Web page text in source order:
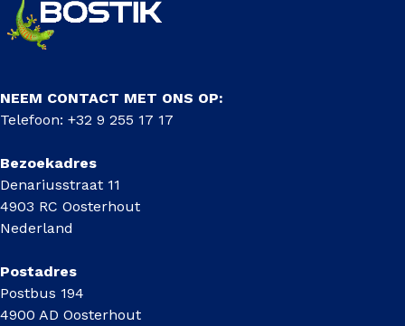
NEEM CONTACT MET ONS OP:
Telefoon: +32 9 255 17 17
Bezoekadres
Denariusstraat 11
4903 RC Oosterhout
Nederland
Postadres
Postbus 194
4900 AD Oosterhout